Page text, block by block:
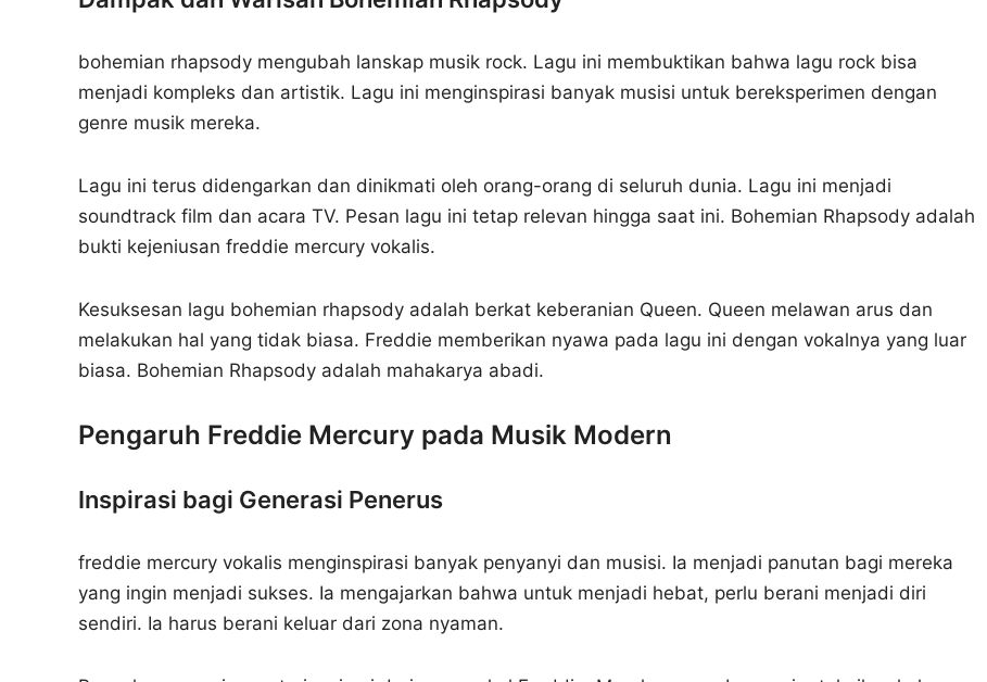
bohemian rhapsody mengubah lanskap musik rock. Lagu ini membuktikan bahwa lagu rock bisa
menjadi kompleks dan artistik. Lagu ini menginspirasi banyak musisi untuk bereksperimen dengan
genre musik mereka.
Lagu ini terus didengarkan dan dinikmati oleh orang-orang di seluruh dunia. Lagu ini menjadi
soundtrack film dan acara TV. Pesan lagu ini tetap relevan hingga saat ini. Bohemian Rhapsody adalah
bukti kejeniusan freddie mercury vokalis.
Kesuksesan lagu bohemian rhapsody adalah berkat keberanian Queen. Queen melawan arus dan
melakukan hal yang tidak biasa. Freddie memberikan nyawa pada lagu ini dengan vokalnya yang luar
biasa. Bohemian Rhapsody adalah mahakarya abadi.
Pengaruh Freddie Mercury pada Musik Modern
Inspirasi bagi Generasi Penerus
freddie mercury vokalis menginspirasi banyak penyanyi dan musisi. Ia menjadi panutan bagi mereka
yang ingin menjadi sukses. Ia mengajarkan bahwa untuk menjadi hebat, perlu berani menjadi diri
sendiri. Ia harus berani keluar dari zona nyaman.